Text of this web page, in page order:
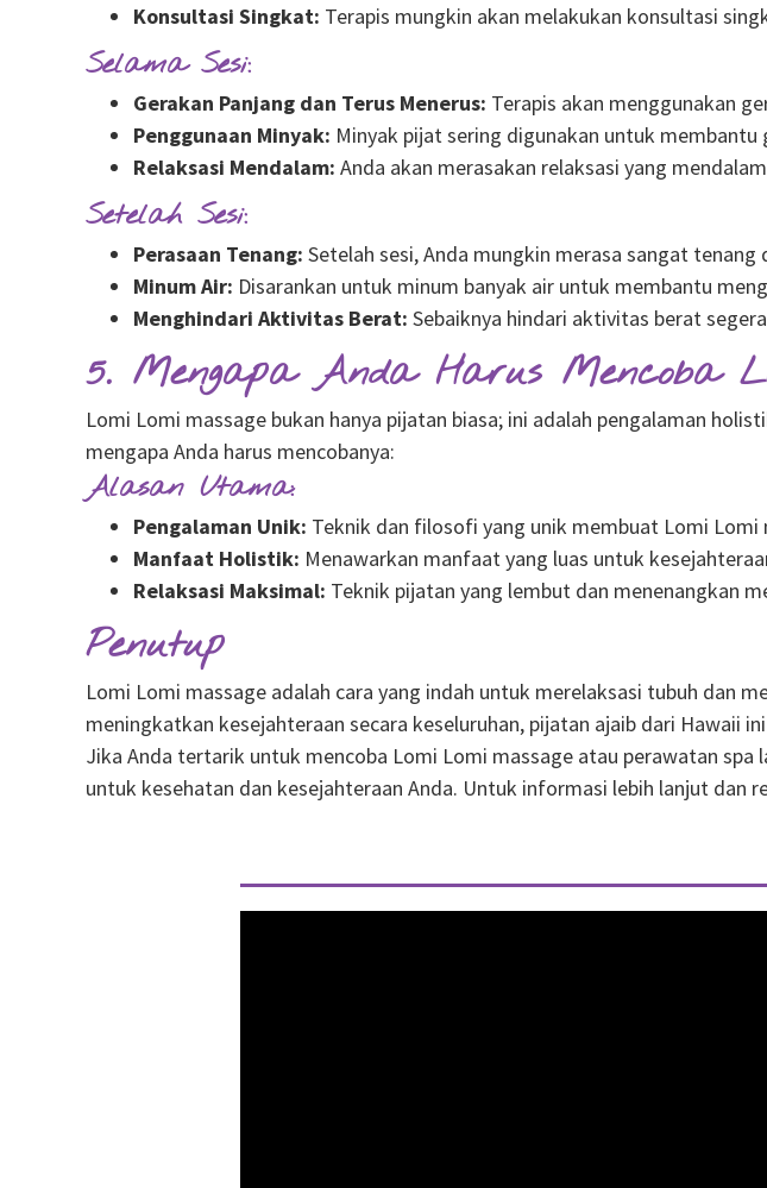
Konsultasi Singkat: Terapis mungkin akan melakukan konsultasi
Selama Sesi:
Gerakan Panjang dan Terus Menerus: Terapis akan menggunakan
Penggunaan Minyak: Minyak pijat sering digunakan untuk
Relaksasi Mendalam: Anda akan merasakan relaksasi yang
Setelah Sesi:
Perasaan Tenang: Setelah sesi, Anda mungkin merasa sangat tenang
Minum Air: Disarankan untuk minum banyak air untuk membantu
Menghindari Aktivitas Berat: Sebaiknya hindari aktivitas berat
5. Mengapa Anda Harus Mencoba
Lomi Lomi massage bukan hanya pijatan biasa; ini adalah pengalaman
mengapa Anda harus mencobanya:
Alasan Utama:
Pengalaman Unik: Teknik dan filosofi yang unik membuat Lomi Lomi
Manfaat Holistik: Menawarkan manfaat yang luas untuk
Relaksasi Maksimal: Teknik pijatan yang lembut dan menenangkan
Penutup
Lomi Lomi massage adalah cara yang indah untuk merelaksasi tubuh dan
meningkatkan kesejahteraan secara keseluruhan, pijatan ajaib dari Hawaii
Jika Anda tertarik untuk mencoba Lomi Lomi massage atau perawatan spa
untuk kesehatan dan kesejahteraan Anda. Untuk informasi lebih lanjut dan